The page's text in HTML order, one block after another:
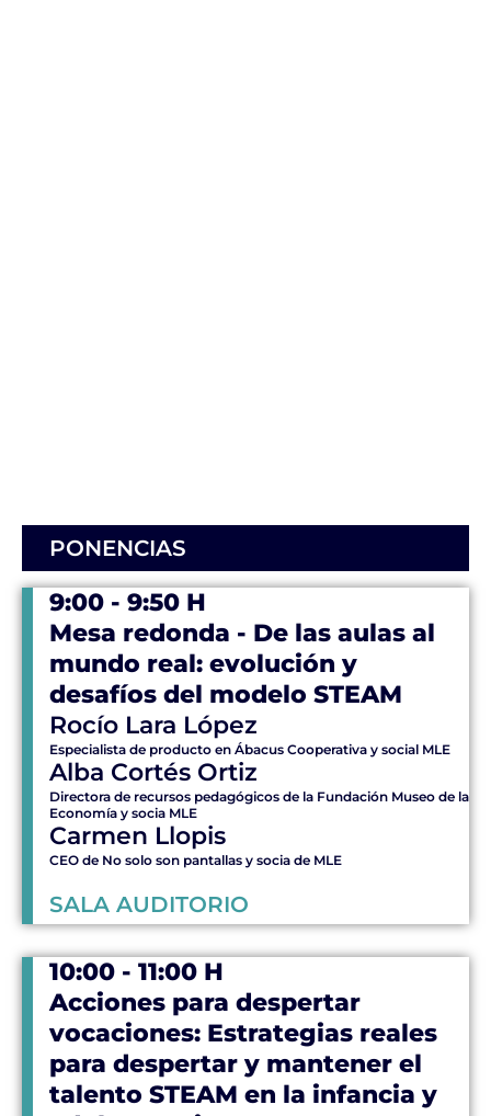
PONENCIAS
9:00 - 9:50 H
Mesa redonda - De las aulas al
mundo real: evolución y
desafíos del modelo STEAM
Rocío Lara López
Especialista de producto en Ábacus Cooperativa y social MLE
Alba Cortés Ortiz
Directora de recursos pedagógicos de la Fundación Museo de la
Economía y socia MLE
Carmen Llopis
CEO de No solo son pantallas y socia de MLE
SALA AUDITORIO
10:00 - 11:00 H
Acciones para despertar
vocaciones: Estrategias reales
para despertar y mantener el
talento STEAM en la infancia y